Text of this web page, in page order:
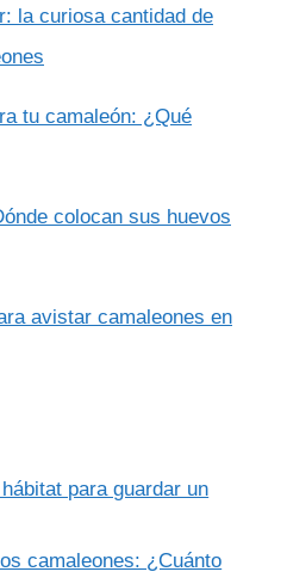
la curiosa cantidad de
tu camaleón: ¿Qué
colocan sus huevos
avistar camaleones en
para guardar un
camaleones: ¿Cuánto